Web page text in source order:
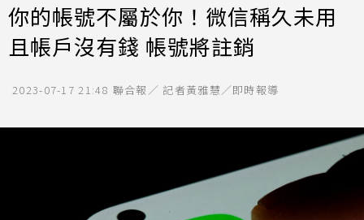
你的帳號不屬於你！微信稱久未用
且帳戶沒有錢 帳號將註銷
2023-07-17 21:48 聯合報／ 記者黃雅慧／即時報導